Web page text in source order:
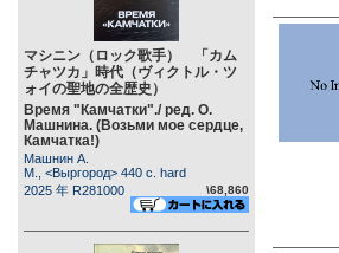
マシニン（ロック歌手） 「カム
チャツカ」時代（ヴィクトル・ツ
ォイの聖地の全歴史）
Время "Камчатки"./ ред. О.
Машнина. (Возьми мое сердце,
Камчатка!)
Машнин А.
М., <Выргород> 440 c. hard
2025 年 R281000
\68,860